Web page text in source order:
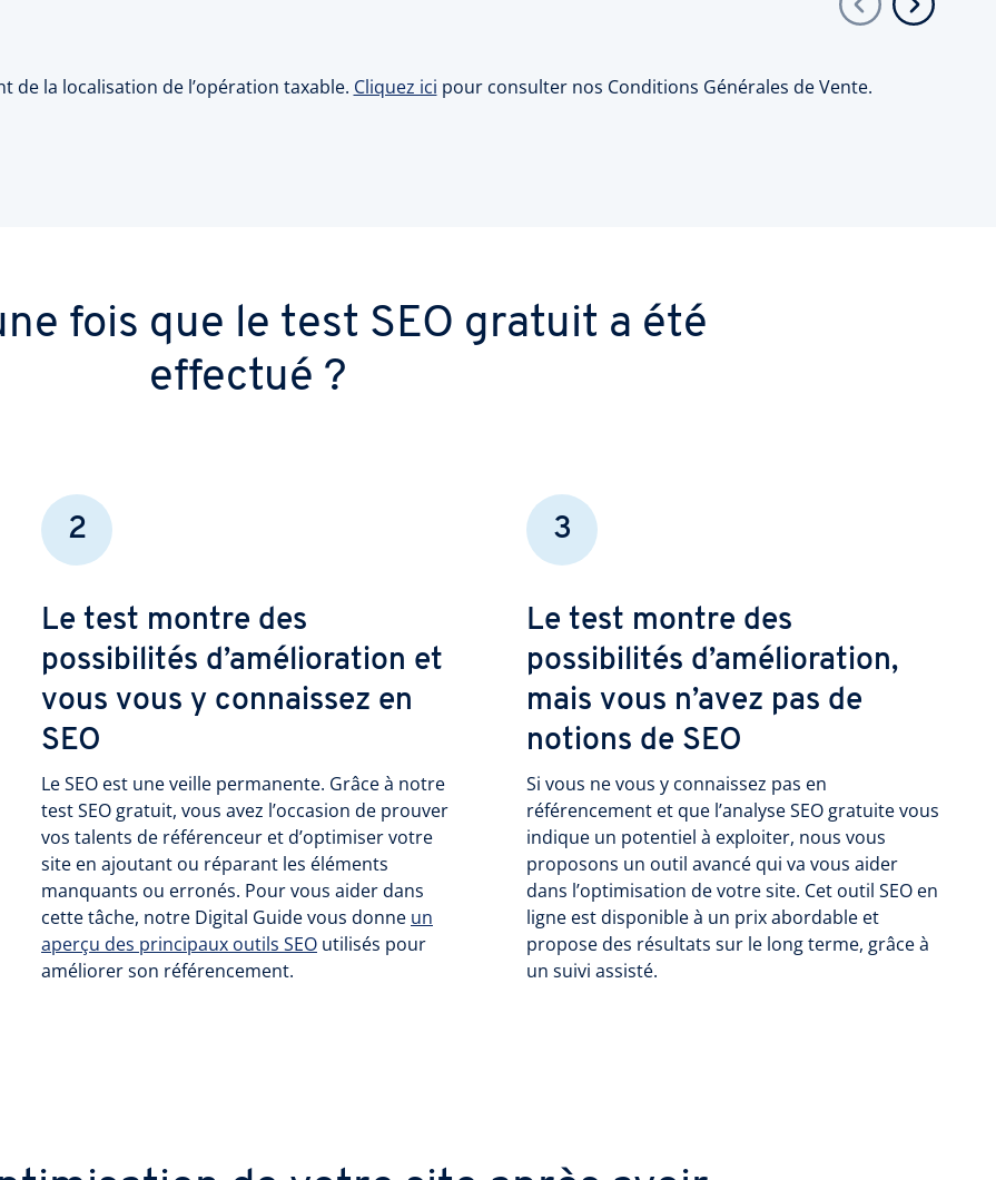
de la localisation de l’opération taxable. Cliquez ici pour consulter nos Conditions Générales de Vente.
fois que le test SEO gratuit a été
effectué ?
2
Le test montre des
possibilités d’amélioration et
vous vous y connaissez en
SEO
Le SEO est une veille permanente. Grâce à notre
test SEO gratuit, vous avez l’occasion de prouver
vos talents de référenceur et d’optimiser votre
site en ajoutant ou réparant les éléments
manquants ou erronés. Pour vous aider dans
cette tâche, notre Digital Guide vous donne un
aperçu des principaux outils SEO utilisés pour
améliorer son référencement.
3
Le test montre des
possibilités d’amélioration,
mais vous n’avez pas de
notions de SEO
Si vous ne vous y connaissez pas en
référencement et que l’analyse SEO gratuite vous
indique un potentiel à exploiter, nous vous
proposons un outil avancé qui va vous aider
dans l’optimisation de votre site. Cet outil SEO en
ligne est disponible à un prix abordable et
propose des résultats sur le long terme, grâce à
un suivi assisté.